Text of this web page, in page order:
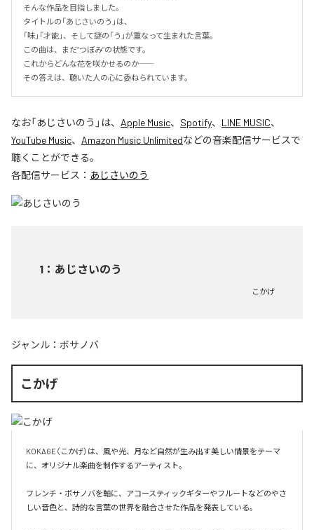
そんな作品を目指しました。
タイトルの「あじさいのう」は、
「味」「才能」、そして謎の「う」が重なって生まれた言葉。
この曲は、まだ“つぼみ”の状態です。
これからどんな花を咲かせるのか――
その答えは、聴いた人の心に委ねられています。
なお「あじさいのう 」は、 Apple Music、 Spotify、 LINE MUSIC、
YouTube Music、 Amazon Music Unlimitedなどの音楽配信サービスで
聴くことができる。
各配信サービス： あじさいのう
1 ： あじさいのう
こかげ
ジャンル： ボサノバ
こかげ
KOKAGE（こかげ）は、風や光、月など自然が生み出す美しい情景をテーマ
に、オリジナル楽曲を制作するアーティスト。
フレンチ・ボサノバを軸に、アコースティックギターやフルートなどのやさ
しい音色と、詩的な言葉の世界を融合させた作品を発表している。